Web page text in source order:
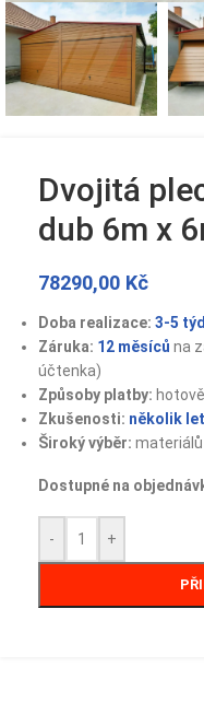
Dvojitá
dub 6m x
78290,00 Kč
Doba realizace: 3-5
Záruka: 12 měsíců na
účtenka)
Způsoby platby:
Zkušenosti: několik let
Široký výběr: materiálů
Dostupné na
- +